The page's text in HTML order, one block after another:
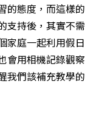
的態度，而這樣的
支持後，其實不需
家庭一起利用假日
會用相機記錄觀察
我們該補充教學的